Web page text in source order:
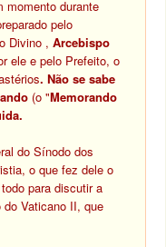
momento durante
pelo
Divino ,Arcebispo
ele e pelo Prefeito, o
. Não se sabe
(o "Memorando
do Sínodo dos
o que fez dele o
para discutir a
Vaticano II, que